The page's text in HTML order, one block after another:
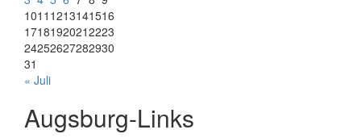
1011 1213141516
17181920212223
24252627282930
31
« Juli
Augsburg-Links